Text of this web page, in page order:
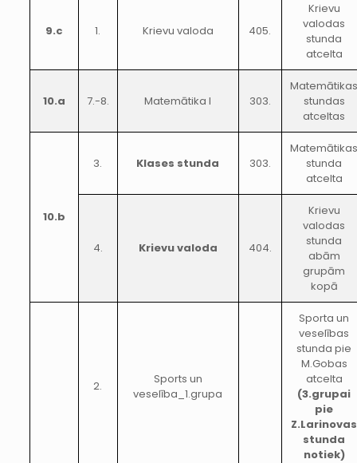
9.c 1. Krievu valoda 405.
Krievu
valodas
stunda
atcelta
10.a 7.-8. Matemātika I 303.
stundas
atceltas
10.b
3. Klases stunda 303.
stunda
atcelta
4. Krievu valoda 404.
Krievu
valodas
stunda
abām
grupām
kopā
2.
Sports un
veselība_1.grupa
Sporta un
veselības
stunda pie
M.Gobas
atcelta
(3.grupai
pie
Z.Larinovas
stunda
notiek)